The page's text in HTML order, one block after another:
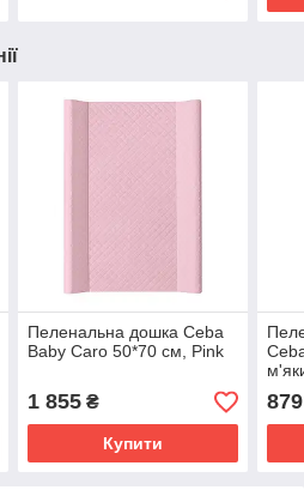
Пеленальна дошка Ceba
Baby Caro 50*70 см, Pink
1 855₴
Купити
879